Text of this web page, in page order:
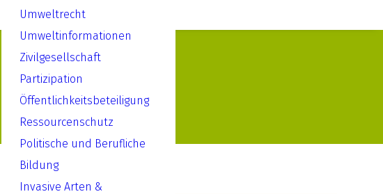
Umweltrecht
Umweltinformationen
Zivilgesellschaft
Partizipation
Öffentlichkeitsbeteiligung
Ressourcenschutz
Politische und Berufliche
Bildung
Invasive Arten &